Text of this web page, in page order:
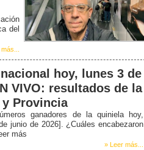
del
hoy, lunes 3 de
VIVO: resultados de la
y Provincia
ganadores de la quiniela hoy,
junio de 2026]. ¿Cuáles encabezaron
más
» Leer más...